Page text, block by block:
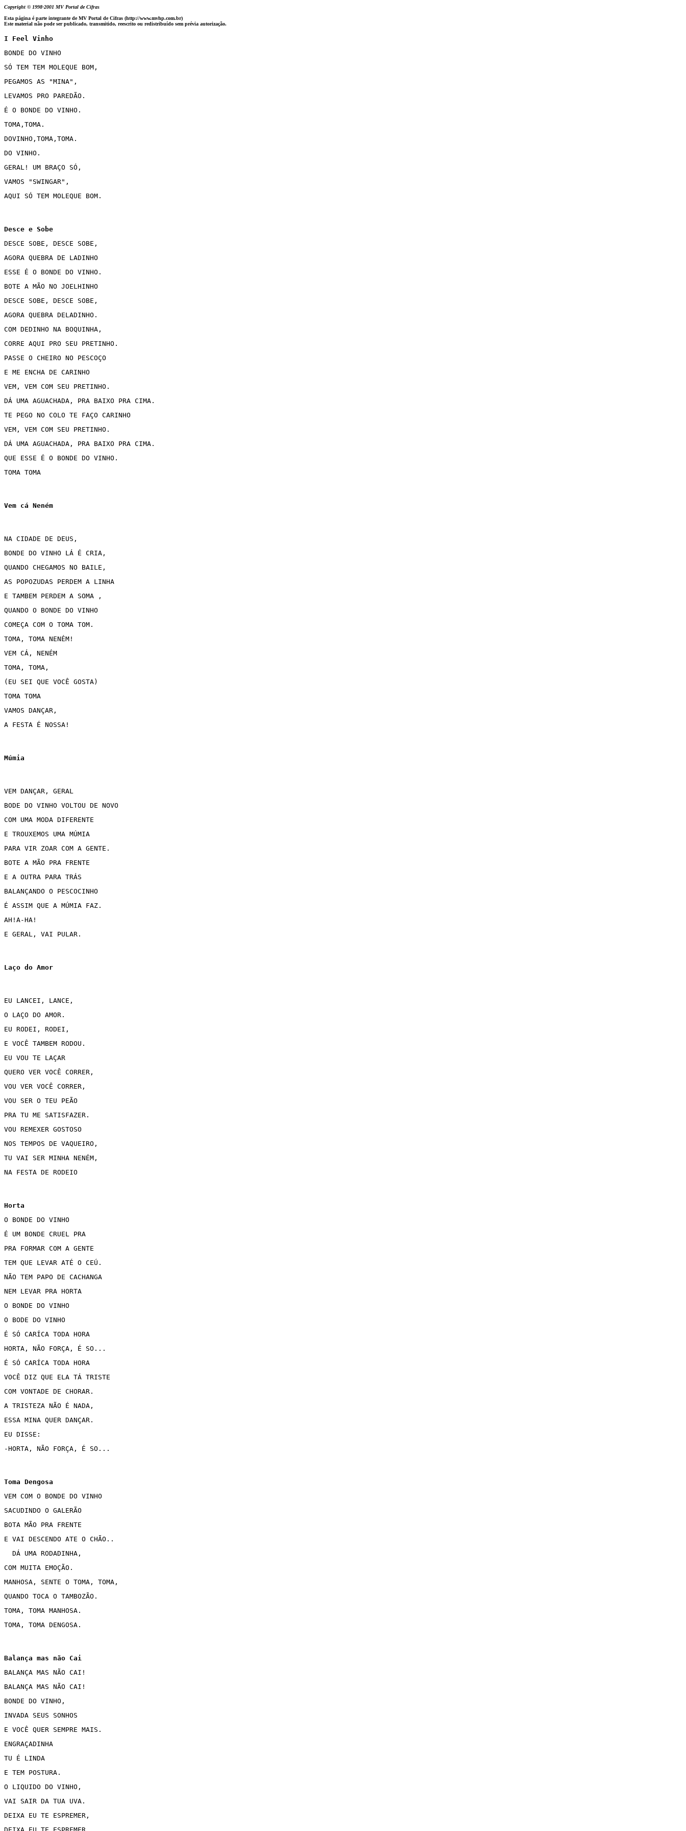
Copyright © 1998-2001 MV Portal de Cifras
Esta página é parte integrante de MV Portal de Cifras (http://www.mvhp.com.br)
Este material não pode ser publicado, transmitido, reescrito ou redistribuído sem prévia autorização.
I Feel Vinho
BONDE DO VINHO
SÓ TEM TEM MOLEQUE BOM,
PEGAMOS AS "MINA",
LEVAMOS PRO PAREDÃO.
É O BONDE DO VINHO.
TOMA,TOMA.
DOVINHO,TOMA,TOMA.
DO VINHO.
GERAL! UM BRAÇO SÓ,
VAMOS "SWINGAR",
AQUI SÓ TEM MOLEQUE BOM.
Desce e Sobe
DESCE SOBE, DESCE SOBE,
AGORA QUEBRA DE LADINHO
ESSE É O BONDE DO VINHO.
BOTE A MÃO NO JOELHINHO
DESCE SOBE, DESCE SOBE,
AGORA QUEBRA DELADINHO.
COM DEDINHO NA BOQUINHA,
CORRE AQUI PRO SEU PRETINHO.
PASSE O CHEIRO NO PESCOÇO
E ME ENCHA DE CARINHO
VEM, VEM COM SEU PRETINHO.
DÁ UMA AGUACHADA, PRA BAIXO PRA CIMA.
TE PEGO NO COLO TE FAÇO CARINHO
VEM, VEM COM SEU PRETINHO.
DÁ UMA AGUACHADA, PRA BAIXO PRA CIMA.
QUE ESSE É O BONDE DO VINHO.
TOMA TOMA
Vem cá Neném
NA CIDADE DE DEUS,
BONDE DO VINHO LÁ É CRIA,
QUANDO CHEGAMOS NO BAILE,
AS POPOZUDAS PERDEM A LINHA
E TAMBEM PERDEM A SOMA ,
QUANDO O BONDE DO VINHO
COMEÇA COM O TOMA TOM.
TOMA, TOMA NENÉM!
VEM CÁ, NENÉM
TOMA, TOMA,
(EU SEI QUE VOCÊ GOSTA)
TOMA TOMA
VAMOS DANÇAR,
A FESTA É NOSSA!
Múmia
VEM DANÇAR, GERAL
BODE DO VINHO VOLTOU DE NOVO
COM UMA MODA DIFERENTE
E TROUXEMOS UMA MÚMIA
PARA VIR ZOAR COM A GENTE.
BOTE A MÃO PRA FRENTE
E A OUTRA PARA TRÁS
BALANÇANDO O PESCOCINHO
É ASSIM QUE A MÚMIA FAZ.
AH!A-HA!
E GERAL, VAI PULAR.
Laço do Amor
EU LANCEI, LANCE,
O LAÇO DO AMOR.
EU RODEI, RODEI,
E VOCÊ TAMBEM RODOU.
EU VOU TE LAÇAR
QUERO VER VOCÊ CORRER,
VOU VER VOCÊ CORRER,
VOU SER O TEU PEÃO
PRA TU ME SATISFAZER.
VOU REMEXER GOSTOSO
NOS TEMPOS DE VAQUEIRO,
TU VAI SER MINHA NENÉM,
NA FESTA DE RODEIO
Horta
O BONDE DO VINHO
É UM BONDE CRUEL PRA
PRA FORMAR COM A GENTE
TEM QUE LEVAR ATÉ O CEÚ.
NÃO TEM PAPO DE CACHANGA
NEM LEVAR PRA HORTA
O BONDE DO VINHO
O BODE DO VINHO
É SÓ CARÍCA TODA HORA
HORTA, NÃO FORÇA, É SO...
É SÓ CARÍCA TODA HORA
VOCÊ DIZ QUE ELA TÁ TRISTE
COM VONTADE DE CHORAR.
A TRISTEZA NÃO É NADA,
ESSA MINA QUER DANÇAR.
EU DISSE:
-HORTA, NÃO FORÇA, É SO...
VEM COM O BONDE DO VINHO
SACUDINDO O GALERÃO
BOTA MÃO PRA FRENTE
E VAI DESCENDO ATE O CHÃO..
  DÁ UMA RODADINHA,
COM MUITA EMOÇÃO.
MANHOSA, SENTE O TOMA, TOMA,
QUANDO TOCA O TAMBOZÃO.
TOMA, TOMA MANHOSA.
TOMA, TOMA DENGOSA.
BALANÇA MAS NÃO CAI!
BALANÇA MAS NÃO CAI!
BONDE DO VINHO,
INVADA SEUS SONHOS
E VOCÊ QUER SEMPRE MAIS.
ENGRAÇADINHA
TU É LINDA
E TEM POSTURA.
O LIQUIDO DO VINHO,
VAI SAIR DA TUA UVA.
DEIXA EU TE ESPREMER,